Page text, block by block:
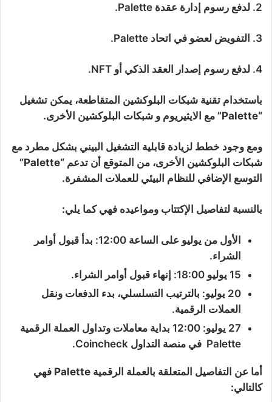
2. لدفع رسوم إدارة عقدة Palette.
3. التفويض لعضو في اتحاد Palette.
4. لدفع رسوم إصدار العقد الذكي أو NFT.
باستخدام تقنية شبكات البلوكشين المتقاطعة، يمكن تشغيل
“Palette” مع الايثيريوم و شبكات البلوكشين الأخرى.
ومع وجود خطط لزيادة قابلية التشغيل البيني بشكل مطرد مع
شبكات البلوكشين الأخرى، من المتوقع أن تدعم “Palette”
التوسع الإضافي للنظام البيئي للعملات المشفرة.
بالنسبة لتفاصيل الإكتتاب ومواعيده فهي كما يلي:
الأول من يوليو على الساعة 12:00: بدأ قبول أوامر
الشراء.
15 يوليو 18:00: إنهاء قبول أوامر الشراء.
20 يوليو: بالترتيب التسلسلي، بدء الدفعات ونقل
العملات الرقمية.
27 يوليو: 12:00 بداية معاملات وتداول العملة الرقمية
Palette في منصة التداول Coincheck.
أما عن التفاصيل المتعلقة بالعملة الرقمية Palette فهي
كالتالي: